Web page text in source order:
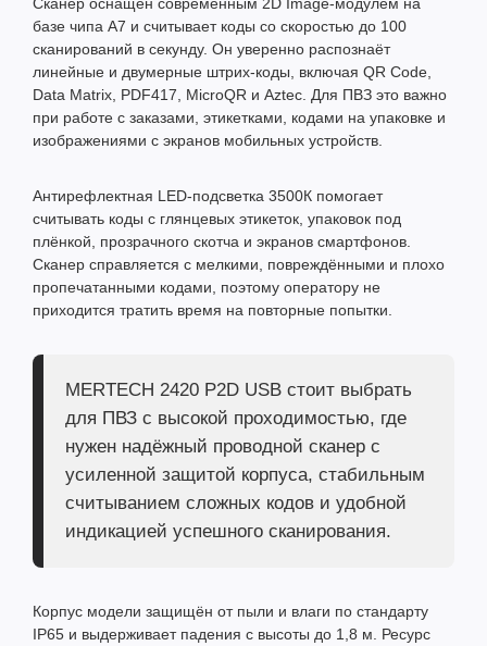
базе чипа A7 и считывает коды со скоростью до 100
сканирований в секунду. Он уверенно распознаёт
линейные и двумерные штрих-коды, включая QR Code,
Data Matrix, PDF417, MicroQR и Aztec. Для ПВЗ это важно
при работе с заказами, этикетками, кодами на упаковке и
изображениями с экранов мобильных устройств.
Антирефлектная LED-подсветка 3500К помогает
считывать коды с глянцевых этикеток, упаковок под
плёнкой, прозрачного скотча и экранов смартфонов.
Сканер справляется с мелкими, повреждёнными и плохо
пропечатанными кодами, поэтому оператору не
приходится тратить время на повторные попытки.
MERTECH 2420 P2D USB стоит выбрать
для ПВЗ с высокой проходимостью, где
нужен надёжный проводной сканер с
усиленной защитой корпуса, стабильным
считыванием сложных кодов и удобной
индикацией успешного сканирования.
Корпус модели защищён от пыли и влаги по стандарту
IP65 и выдерживает падения с высоты до 1,8 м. Ресурс